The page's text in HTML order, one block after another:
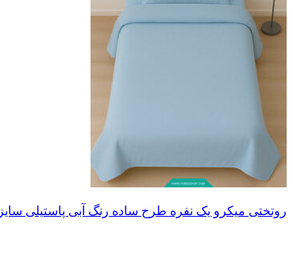
روتختی میکرو یک نفره طرح ساده رنگ آبی پاستیلی سایز 140*220